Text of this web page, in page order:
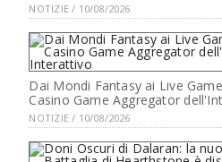
NOTIZIE / 10/08/2026
Dai Mondi Fantasy ai Live
Casino Game Aggregator
NOTIZIE / 10/08/2026